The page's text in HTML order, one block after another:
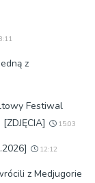
z
Festiwal
15:03
12:12
z Medjugorie